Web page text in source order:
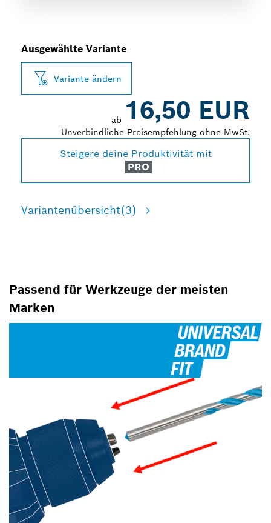
Ausgewählte Variante
Variante ändern
ab 16,50 EUR
Unverbindliche Preisempfehlung ohne MwSt.
Steigere deine Produktivität mit
PRO
Variantenübersicht(3)
Passend für Werkzeuge der meisten
Marken